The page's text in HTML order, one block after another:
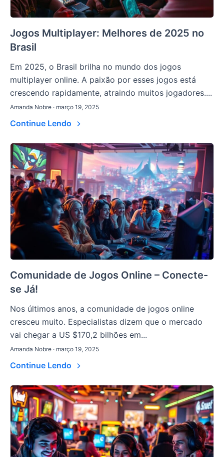
Jogos Multiplayer: Melhores de 2025 no
Brasil
Em 2025, o Brasil brilha no mundo dos jogos
multiplayer online. A paixão por esses jogos está
crescendo rapidamente, atraindo muitos jogadores....
Amanda Nobre · março 19, 2025
Continue Lendo
Comunidade de Jogos Online – Conecte-
se Já!
Nos últimos anos, a comunidade de jogos online
cresceu muito. Especialistas dizem que o mercado
vai chegar a US $170,2 bilhões em...
Amanda Nobre · março 19, 2025
Continue Lendo